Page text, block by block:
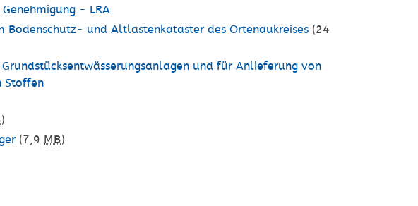
- LRA
und Altlastenkataster des Ortenaukreises (24
und für Anlieferung von
Stoffen
)
(7,9MB)